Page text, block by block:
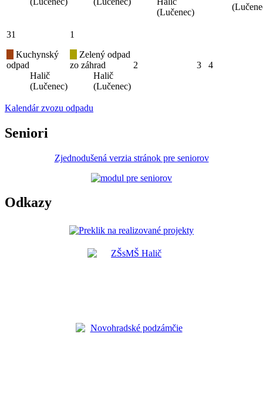
(Lučenec)
31
Kuchynský
odpad
Halič
(Lučenec)
1
Zelený odpad
zo záhrad
Halič
(Lučenec)
2 3 4
Kalendár zvozu odpadu
Seniori
Zjednodušená verzia stránok pre seniorov
Odkazy